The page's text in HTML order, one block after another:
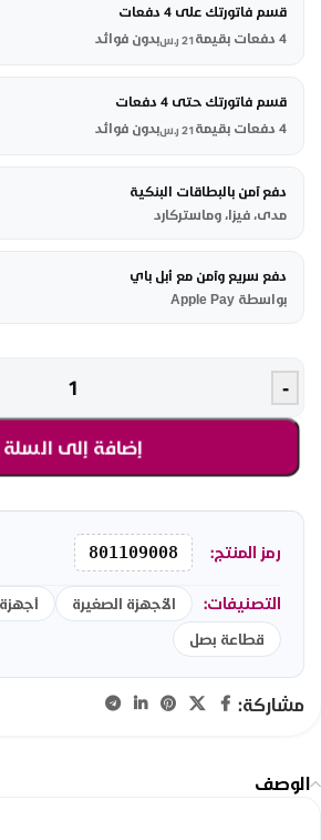
قسم فاتورتك على 4 دفعات
4 دفعات بقيمة
21 ر.سبدون فوائد
قسم فاتورتك حتى 4 دفعات
4 دفعات بقيمة
21 ر.سبدون فوائد
دفع آمن بالبطاقات البنكية
مدى، فيزا، وماستركارد
دفع سريع وآمن مع أبل باي
بواسطة Apple Pay
-
إضافة إلى السلة
رمز المنتج: 801109008
التصنيفات: الأجهزة الصغيرة
قطاعة بصل
مشاركة:
الوصف